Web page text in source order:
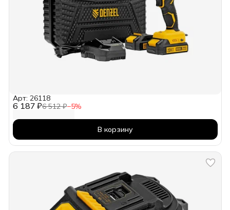
6 187 ₽6 512 ₽−5%
Арт: 26118
В корзину